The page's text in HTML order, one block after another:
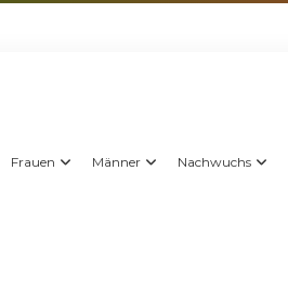
Frauen Männer Nachwuchs